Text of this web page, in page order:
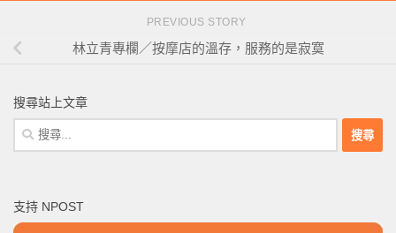
PREVIOUS STORY
林立青專欄／按摩店的溫存，服務的是寂寞
搜尋站上文章
搜
尋
字:
支持 NPOST